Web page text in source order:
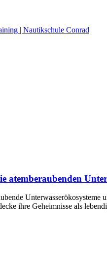
| Nautikschule Conrad
ihre Geheimnisse als